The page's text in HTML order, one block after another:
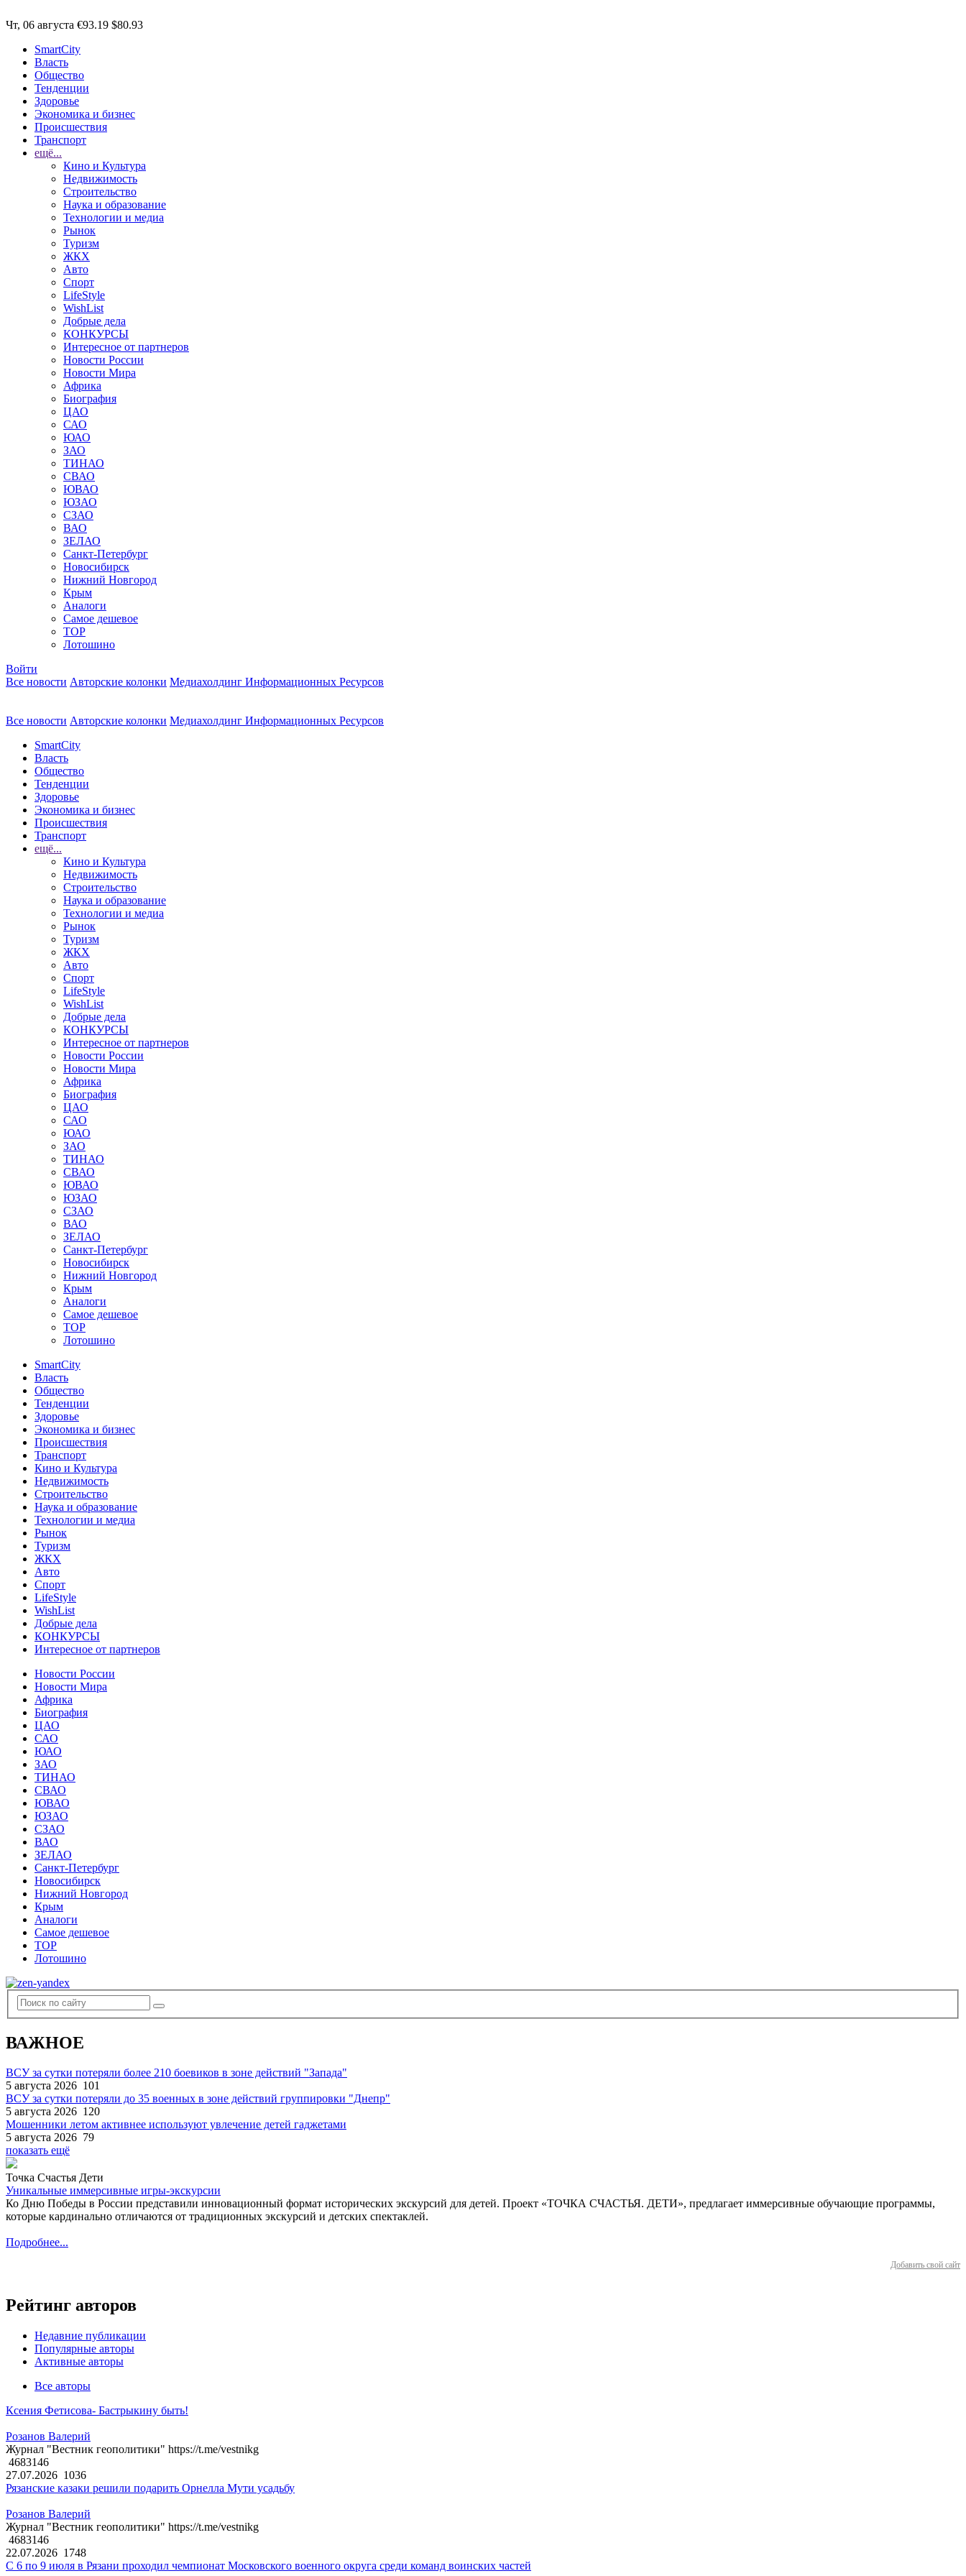
Чт, 06 августа €93.19 $80.93
SmartCity
Власть
Общество
Тенденции
Здоровье
Экономика и бизнес
Происшествия
Транспорт
ещё...
Кино и Культура
Недвижимость
Строительство
Наука и образование
Технологии и медиа
Рынок
Туризм
ЖКХ
Авто
Спорт
LifeStyle
WishList
Добрые дела
КОНКУРСЫ
Интересное от партнеров
Новости России
Новости Мира
Африка
Биография
ЦАО
САО
ЮАО
ЗАО
ТИНАО
СВАО
ЮВАО
ЮЗАО
СЗАО
ВАО
ЗЕЛАО
Санкт-Петербург
Новосибирск
Нижний Новгород
Крым
Аналоги
Самое дешевое
TOP
Лотошино
Войти
Все новости Авторские колонки Медиахолдинг Информационных Ресурсов
Все новости Авторские колонки Медиахолдинг Информационных Ресурсов
SmartCity
Власть
Общество
Тенденции
Здоровье
Экономика и бизнес
Происшествия
Транспорт
ещё...
Кино и Культура
Недвижимость
Строительство
Наука и образование
Технологии и медиа
Рынок
Туризм
ЖКХ
Авто
Спорт
LifeStyle
WishList
Добрые дела
КОНКУРСЫ
Интересное от партнеров
Новости России
Новости Мира
Африка
Биография
ЦАО
САО
ЮАО
ЗАО
ТИНАО
СВАО
ЮВАО
ЮЗАО
СЗАО
ВАО
ЗЕЛАО
Санкт-Петербург
Новосибирск
Нижний Новгород
Крым
Аналоги
Самое дешевое
TOP
Лотошино
SmartCity
Власть
Общество
Тенденции
Здоровье
Экономика и бизнес
Происшествия
Транспорт
Кино и Культура
Недвижимость
Строительство
Наука и образование
Технологии и медиа
Рынок
Туризм
ЖКХ
Авто
Спорт
LifeStyle
WishList
Добрые дела
КОНКУРСЫ
Интересное от партнеров
Новости России
Новости Мира
Африка
Биография
ЦАО
САО
ЮАО
ЗАО
ТИНАО
СВАО
ЮВАО
ЮЗАО
СЗАО
ВАО
ЗЕЛАО
Санкт-Петербург
Новосибирск
Нижний Новгород
Крым
Аналоги
Самое дешевое
TOP
Лотошино
ВАЖНОЕ
ВСУ за сутки потеряли более 210 боевиков в зоне действий "Запада"
5 августа 2026 101
ВСУ за сутки потеряли до 35 военных в зоне действий группировки "Днепр"
5 августа 2026 120
Мошенники летом активнее используют увлечение детей гаджетами
5 августа 2026 79
показать ещё
Точка Счастья Дети
Уникальные иммерсивные игры-экскурсии
Ко Дню Победы в России представили инновационный формат исторических экскурсий для детей. Проект «ТОЧКА СЧАСТЬЯ. ДЕТИ», предлагает иммерсивные обучающие программы,
которые кардинально отличаются от традиционных экскурсий и детских спектаклей.
Подробнее...
Добавить свой сайт
Рейтинг авторов
Недавние публикации
Популярные авторы
Активные авторы
Все авторы
Ксения Фетисова- Бастрыкину быть!
Розанов Валерий
Журнал "Вестник геополитики" https://t.me/vestnikg
4683146
27.07.2026 1036
Рязанские казаки решили подарить Орнелла Мути усадьбу
Розанов Валерий
Журнал "Вестник геополитики" https://t.me/vestnikg
4683146
22.07.2026 1748
С 6 по 9 июля в Рязани проходил чемпионат Московского военного округа среди команд воинских частей